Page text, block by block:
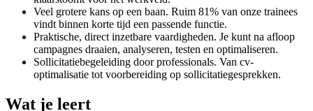
Veel grotere kans op een baan. Ruim 81% van onze trainees
vindt binnen korte tijd een passende functie.
Praktische, direct inzetbare vaardigheden. Je kunt na afloop
campagnes draaien, analyseren, testen en optimaliseren.
Sollicitatiebegeleiding door professionals. Van cv-
optimalisatie tot voorbereiding op sollicitatiegesprekken.
Wat je leert